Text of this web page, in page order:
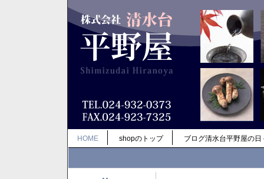
HOME shopのトップ ブログ清水台平野屋の日